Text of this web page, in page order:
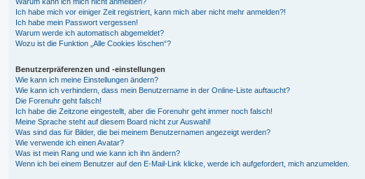
Ich habe mich vor einiger Zeit registriert, kann mich aber nicht mehr anmelden?!
Ich habe mein Passwort vergessen!
Warum werde ich automatisch abgemeldet?
Wozu ist die Funktion „Alle Cookies löschen“?
Benutzerpräferenzen und -einstellungen
Wie kann ich meine Einstellungen ändern?
Wie kann ich verhindern, dass mein Benutzername in der Online-Liste auftaucht?
Die Forenuhr geht falsch!
Ich habe die Zeitzone eingestellt, aber die Forenuhr geht immer noch falsch!
Meine Sprache steht auf diesem Board nicht zur Auswahl!
Was sind das für Bilder, die bei meinem Benutzernamen angezeigt werden?
Wie verwende ich einen Avatar?
Was ist mein Rang und wie kann ich ihn ändern?
Wenn ich bei einem Benutzer auf den E-Mail-Link klicke, werde ich aufgefordert, mich anzumelden.